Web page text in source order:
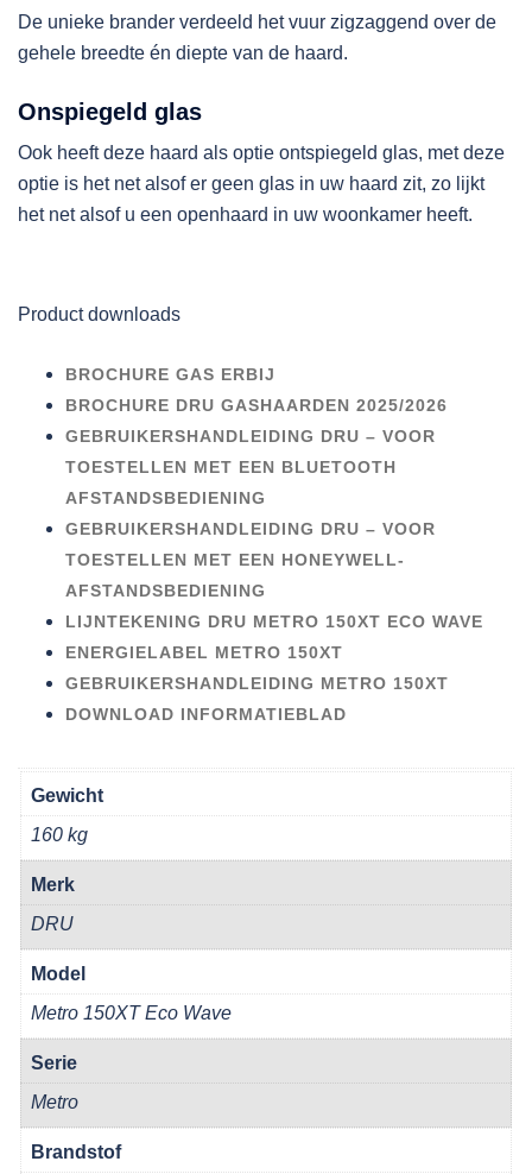
De unieke brander verdeeld het vuur zigzaggend over de
gehele breedte én diepte van de haard.
Onspiegeld glas
Ook heeft deze haard als optie ontspiegeld glas, met deze
optie is het net alsof er geen glas in uw haard zit, zo lijkt
het net alsof u een openhaard in uw woonkamer heeft.
Product downloads
BROCHURE GAS ERBIJ
BROCHURE DRU GASHAARDEN 2025/2026
GEBRUIKERSHANDLEIDING DRU – VOOR
TOESTELLEN MET EEN BLUETOOTH
AFSTANDSBEDIENING
GEBRUIKERSHANDLEIDING DRU – VOOR
TOESTELLEN MET EEN HONEYWELL-
AFSTANDSBEDIENING
LIJNTEKENING DRU METRO 150XT ECO WAVE
ENERGIELABEL METRO 150XT
GEBRUIKERSHANDLEIDING METRO 150XT
DOWNLOAD INFORMATIEBLAD
Gewicht
160 kg
Merk
DRU
Model
Metro 150XT Eco Wave
Serie
Metro
Brandstof